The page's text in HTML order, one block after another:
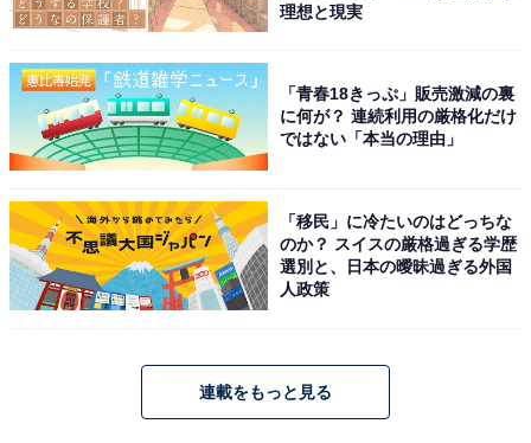
ーバはダウン
子どもたちの嫌がらせの最中に、三田園の弱点が“おば
理想と現実
「青春18きっぷ」販売激減の裏
に何が？ 連続利用の厳格化だけ
ではない「本当の理由」
「移民」に冷たいのはどっちな
のか？ スイスの厳格過ぎる学歴
選別と、日本の曖昧過ぎる外国
人政策
連載をもっと見る